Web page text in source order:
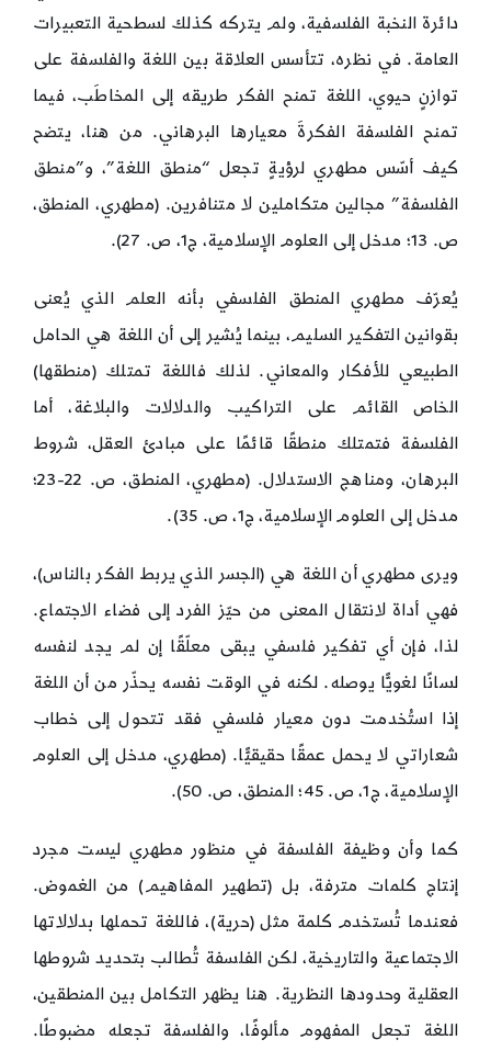
دائرة النخبة الفلسفية، ولم يتركه كذلك لسطحية التعبيرات
العامة. في نظره، تتأسس العلاقة بين اللغة والفلسفة على
توازنٍ حيوي، اللغة تمنح الفكر طريقه إلى المخاطَب، فيما
تمنح الفلسفة الفكرةَ معيارها البرهاني. من هنا، يتضح
كيف أسّس مطهري لرؤيةٍ تجعل “منطق اللغة”، و”منطق
الفلسفة” مجالين متكاملين لا متنافرين. (مطهري، المنطق،
ص. 13؛ مدخل إلى العلوم الإسلامية، ج1، ص. 27).
يُعرّف مطهري المنطق الفلسفي بأنه العلم الذي يُعنى
بقوانين التفكير السليم، بينما يُشير إلى أن اللغة هي الحامل
الطبيعي للأفكار والمعاني. لذلك فاللغة تمتلك (منطقها)
الخاص القائم على التراكيب والدلالات والبلاغة، أما
الفلسفة فتمتلك منطقًا قائمًا على مبادئ العقل، شروط
البرهان، ومناهج الاستدلال. (مطهري، المنطق، ص. 22-23؛
مدخل إلى العلوم الإسلامية، ج1، ص. 35).
ويرى مطهري أن اللغة هي (الجسر الذي يربط الفكر بالناس)،
فهي أداة لانتقال المعنى من حيّز الفرد إلى فضاء الاجتماع.
لذا، فإن أي تفكير فلسفي يبقى معلّقًا إن لم يجد لنفسه
لسانًا لغويًّا يوصله. لكنه في الوقت نفسه يحذّر من أن اللغة
إذا استُخدمت دون معيار فلسفي فقد تتحول إلى خطاب
شعاراتي لا يحمل عمقًا حقيقيًّا. (مطهري، مدخل إلى العلوم
الإسلامية، ج1، ص. 45؛ المنطق، ص. 50).
كما وأن وظيفة الفلسفة في منظور مطهري ليست مجرد
إنتاج كلمات مترفة، بل (تطهير المفاهيم) من الغموض.
فعندما تُستخدم كلمة مثل (حرية)، فاللغة تحملها بدلالاتها
الاجتماعية والتاريخية، لكن الفلسفة تُطالب بتحديد شروطها
العقلية وحدودها النظرية. هنا يظهر التكامل بين المنطقين،
اللغة تجعل المفهوم مألوفًا، والفلسفة تجعله مضبوطًا.